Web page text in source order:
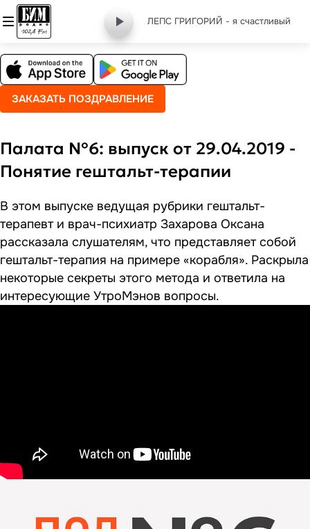
ЛЕПС ГРИГОРИЙ - я счастливый
ЗАКАЗАТЬ ПОЗДРАВЛЕНИЕ
Палата №6: выпуск от 29.04.2019 -
Понятие гештальт-терапии
В этом выпуске ведущая рубрики гештальт-
терапевт и врач-психиатр Захарова Оксана
рассказала слушателям, что представляет собой
гештальт-терапия на примере «корабля». Раскрыла
некоторые секреты этого метода и ответила на
интересующие УтроМэнов вопросы.